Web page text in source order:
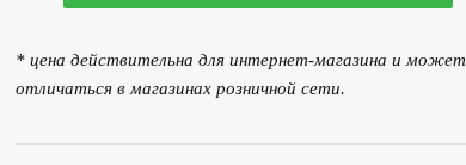
Клапан балансировочный
Danfoss
* цена действительна для интернет-магазина и может
отличаться в магазинах розничной сети.